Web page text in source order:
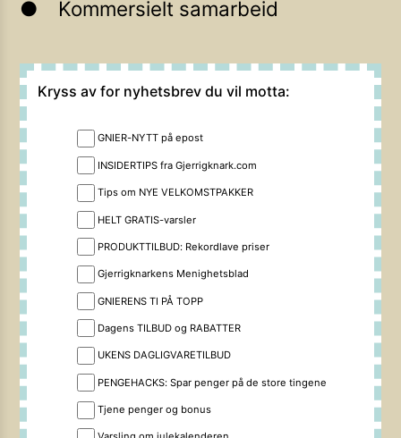
Kommersielt samarbeid
Kryss av for nyhetsbrev du vil motta:
GNIER-NYTT på epost
INSIDERTIPS fra Gjerrigknark.com
Tips om NYE VELKOMSTPAKKER
HELT GRATIS-varsler
PRODUKTTILBUD: Rekordlave priser
Gjerrigknarkens Menighetsblad
GNIERENS TI PÅ TOPP
Dagens TILBUD og RABATTER
UKENS DAGLIGVARETILBUD
PENGEHACKS: Spar penger på de store tingene
Tjene penger og bonus